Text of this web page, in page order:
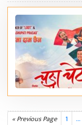
« Previous Page 1 …